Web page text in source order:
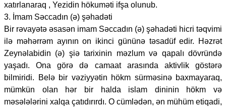
xatırlanaraq , Yezidin hökuməti ifşa olunub.
3. İmam Səccadın (ə) şəhadəti
Bir rəvayətə əsasən imam Səccadın (ə) şəhadəti hicri təqvimi
ilə məhərrəm ayının on ikinci gününə təsadüf edir. Həzrət
Zeynəlabidin (ə) şiə tarixinin məzlum və qapalı dövründə
yaşadı. Ona görə də camaat arasında aktivlik göstərə
bilmiridi. Belə bir vəziyyətin hökm sürməsinə baxmayaraq,
mümkün olan hər bir halda islam dininin hökm və
məsələlərini xalqa çatıdırırdı. O cümlədən, ən mühüm etiqadi,